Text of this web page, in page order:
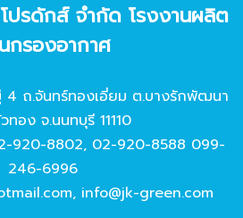
ปรดักส์ จํากัด โรงงานผลิต
กรองอากาศ
4 ถ.จันทร์ทองเอี่ยม ต.บางรักพัฒนา
ทอง จ.นนทบุรี 11110
920-8802, 02-920-8588 099-
246-6996
, info@jk-green.com